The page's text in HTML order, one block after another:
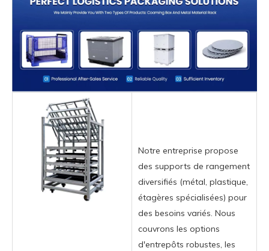
Notre entreprise propose
des supports de rangement
diversifiés (métal, plastique,
étagères spécialisées) pour
des besoins variés. Nous
couvrons les options
d'entrepôts robustes, les